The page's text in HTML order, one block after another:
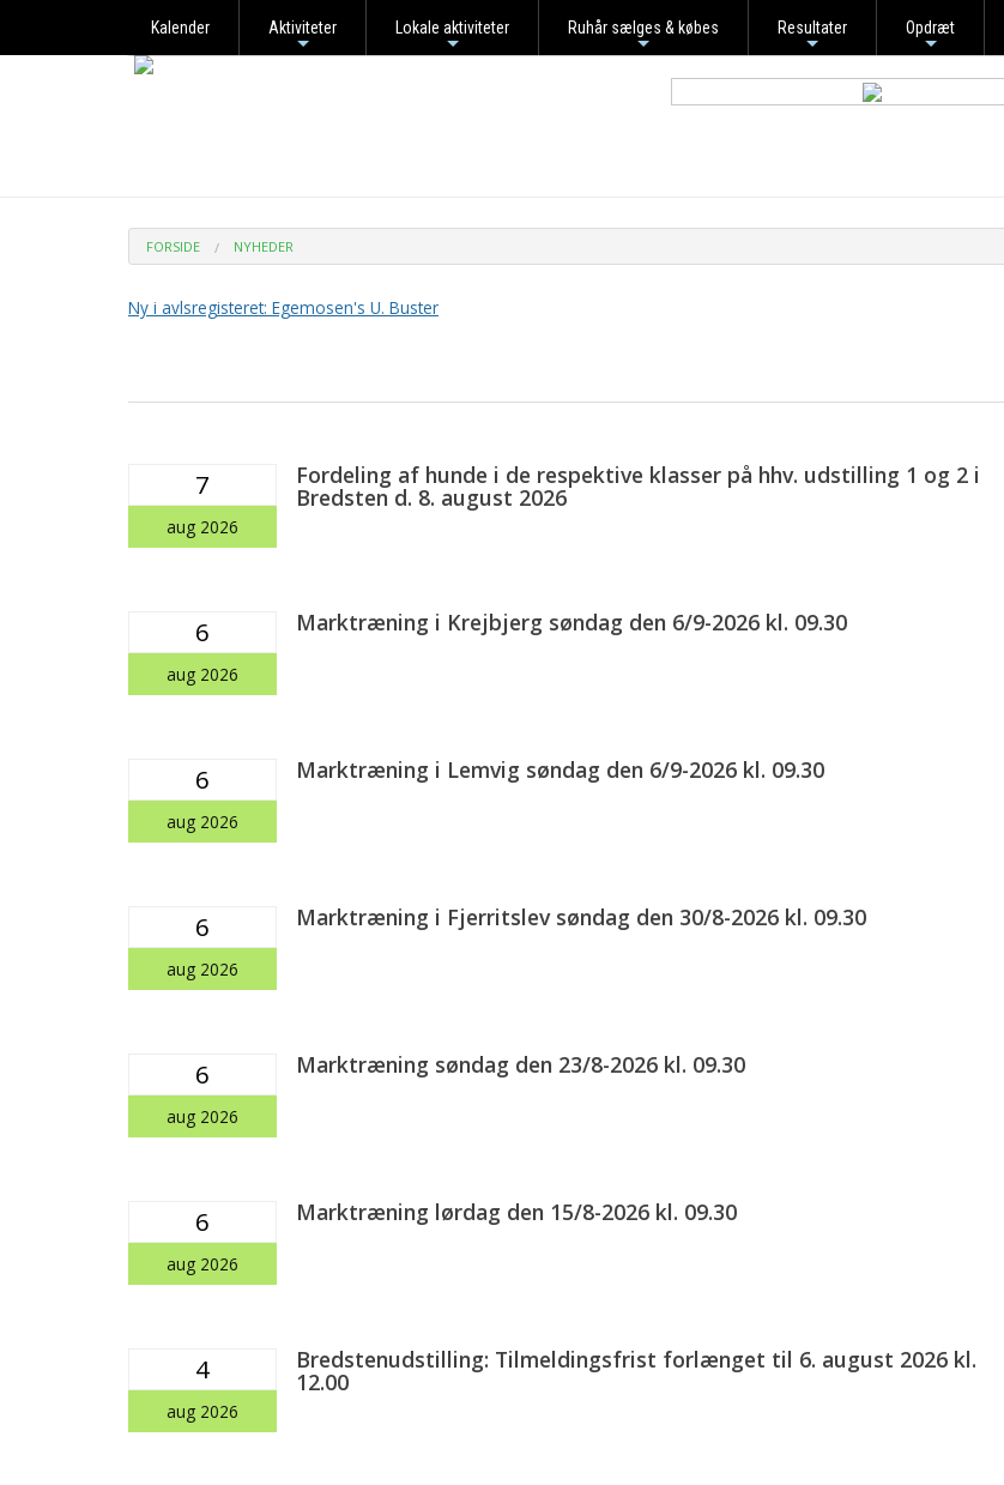
Kalender Aktiviteter Lokale aktiviteter Ruhår sælges & købes Resultater Opdræt
FORSIDE NYHEDER
Ny i avlsregisteret: Egemosen's U. Buster
7
aug 2026
Fordeling af hunde i de respektive klasser på hhv. udstilling 1 og 2 i
Bredsten d. 8. august 2026
6
aug 2026
Marktræning i Krejbjerg søndag den 6/9-2026 kl. 09.30
6
aug 2026
Marktræning i Lemvig søndag den 6/9-2026 kl. 09.30
6
aug 2026
Marktræning i Fjerritslev søndag den 30/8-2026 kl. 09.30
6
aug 2026
Marktræning søndag den 23/8-2026 kl. 09.30
6
aug 2026
Marktræning lørdag den 15/8-2026 kl. 09.30
4
aug 2026
Bredstenudstilling: Tilmeldingsfrist forlænget til 6. august 2026 kl.
12.00